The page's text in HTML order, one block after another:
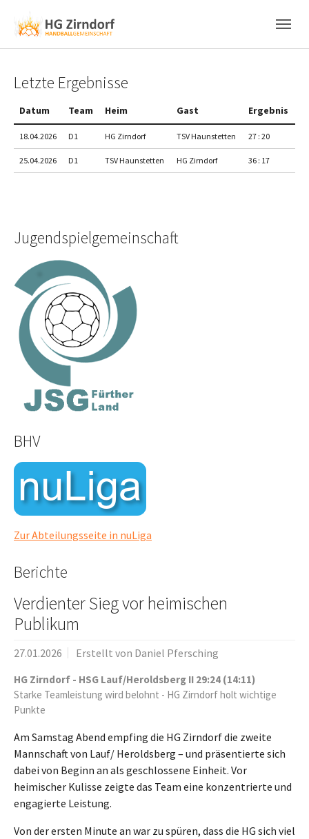
Letzte Ergebnisse
Datum Team Heim Gast Ergebnis
18.04.2026 D1 HG Zirndorf TSV Haunstetten 27 : 20
25.04.2026 D1 TSV Haunstetten HG Zirndorf 36 : 17
Jugendspielgemeinschaft
BHV
Zur Abteilungsseite in nuLiga
Berichte
Verdienter Sieg vor heimischen
Publikum
27.01.2026 Erstellt von Daniel Pfersching
HG Zirndorf - HSG Lauf/Heroldsberg II 29:24 (14:11)
Starke Teamleistung wird belohnt - HG Zirndorf holt wichtige
Punkte
Am Samstag Abend empfing die HG Zirndorf die zweite
Mannschaft von Lauf/ Heroldsberg – und präsentierte sich
dabei von Beginn an als geschlossene Einheit. Vor
heimischer Kulisse zeigte das Team eine konzentrierte und
engagierte Leistung.
Von der ersten Minute an war zu spüren, dass die HG sich viel